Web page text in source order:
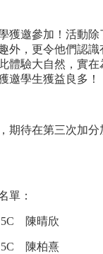
獲邀參加！活動
外，更令他們認識
體驗大自然，實
邀學生獲益良多！
期待在第三次加分
單：
5C 陳晴欣
5C 陳柏熹